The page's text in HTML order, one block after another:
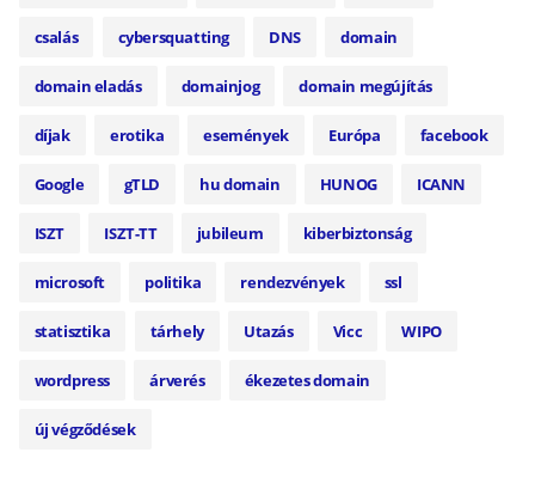
csalás cybersquatting DNS domain
domain eladás domainjog domain megújítás
díjak erotika események Európa facebook
Google gTLD hu domain HUNOG ICANN
ISZT ISZT-TT jubileum kiberbiztonság
microsoft politika rendezvények ssl
statisztika tárhely Utazás Vicc WIPO
wordpress árverés ékezetes domain
új végződések